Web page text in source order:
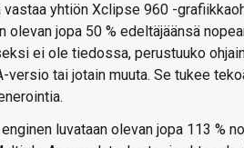
yhtiön Xclipse 960 -
olevan jopa 50 % edeltäjäänsä
ei ole tiedossa, perustuuko
versio tai jotain muuta. Se tukee
luvataan olevan jopa 113 %